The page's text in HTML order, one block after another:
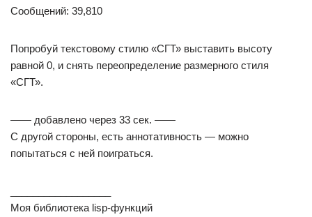
Сообщений: 39,810
Попробуй текстовому стилю «СГТ» выставить высоту
равной 0, и снять переопределение размерного стиля
«СГТ».
—— добавлено через 33 сек. ——
С другой стороны, есть аннотативность — можно
попытаться с ней поиграться.
Моя библиотека lisp-функций